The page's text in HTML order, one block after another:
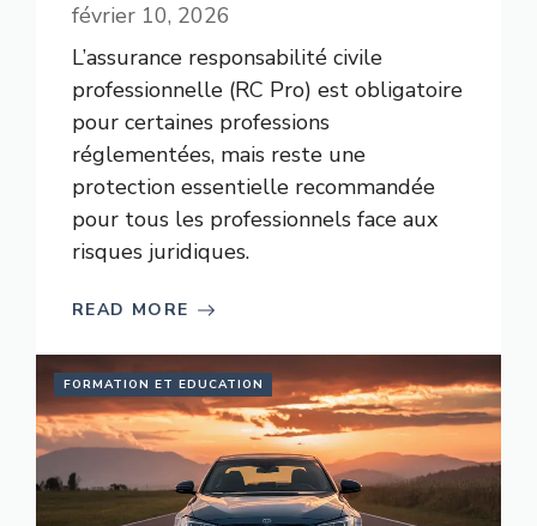
février 10, 2026
L’assurance responsabilité civile
professionnelle (RC Pro) est obligatoire
pour certaines professions
réglementées, mais reste une
protection essentielle recommandée
pour tous les professionnels face aux
risques juridiques.
READ MORE
FORMATION ET EDUCATION